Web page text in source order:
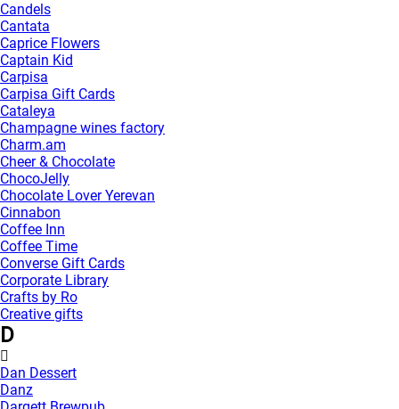
Candels
Cantata
Caprice Flowers
Captain Kid
Carpisa
Carpisa Gift Cards
Cataleya
Champagne wines factory
Charm.am
Cheer & Chocolate
ChocoJelly
Chocolate Lover Yerevan
Cinnabon
Coffee Inn
Coffee Time
Converse Gift Cards
Corporate Library
Crafts by Ro
Creative gifts
D
Dan Dessert
Danz